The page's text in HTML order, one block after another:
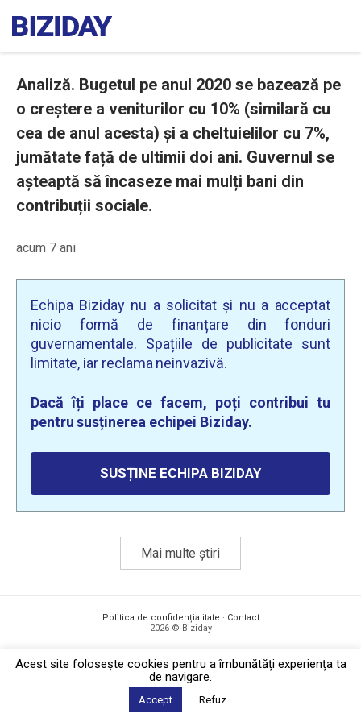
Analiză. Bugetul pe anul 2020 se bazează pe
o creștere a veniturilor cu 10% (similară cu
cea de anul acesta) și a cheltuielilor cu 7%,
jumătate față de ultimii doi ani. Guvernul se
așteaptă să încaseze mai mulți bani din
contribuții sociale.
acum 7 ani
Echipa Biziday nu a solicitat și nu a acceptat
nicio formă de finanțare din fonduri
guvernamentale. Spațiile de publicitate sunt
limitate, iar reclama neinvazivă.
Dacă îți place ce facem, poți contribui tu
pentru susținerea echipei Biziday.
SUSȚINE ECHIPA BIZIDAY
Mai multe știri
Politica de confidențialitate · Contact
2026 © Biziday
Acest site foloseşte cookies pentru a îmbunătăți experiența ta
de navigare.
Accept Refuz